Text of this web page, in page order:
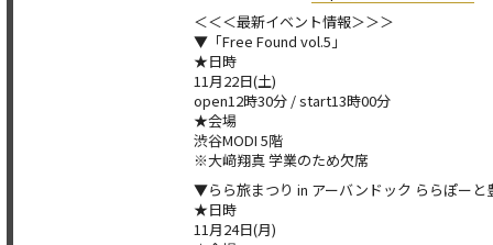
＜＜＜最新イベント情報＞＞＞
▼「Free Found vol.5」
★日時
11月22日(土)
open12時30分 / start13時00分
★会場
渋谷MODI 5階
※大﨑翔真 学業のため欠席
▼らら旅まつり in アーバンドック ららぽーと
★日時
11月24日(月)